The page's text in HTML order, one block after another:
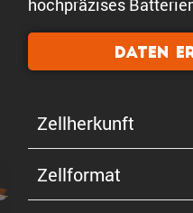
hochpräzises
Daten
Zellher­kunft
Zellformat